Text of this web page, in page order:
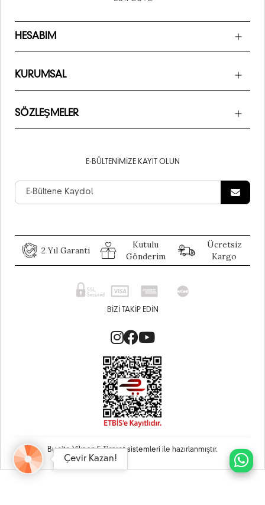
HESABIM
KURUMSAL
SÖZLEŞMELER
E-BÜLTENIMIZE KAYIT OLUN
2 Yıl Garanti
Kutulu
Gönderim
Ücretsiz
Kargo
BIZI TAKIP EDIN
Bu siteVikaon E-Ticaret sistemleri ile hazırlanmıştır.
Çevir Kazan!